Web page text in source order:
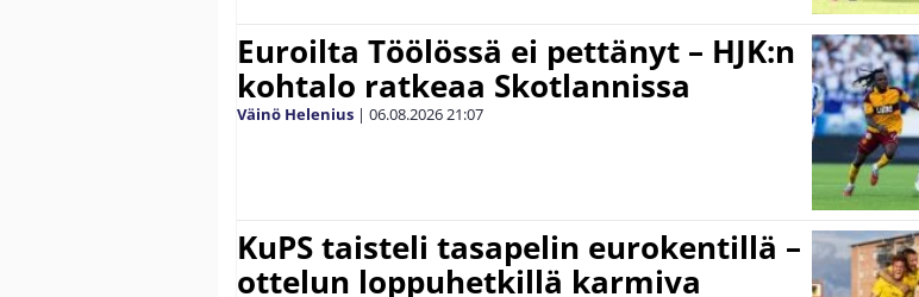
Euroilta Töölössä ei pettänyt – HJK:n
kohtalo ratkeaa Skotlannissa
Väinö Helenius | 06.08.202621:07
KuPS taisteli tasapelin eurokentillä –
ottelun loppuhetkillä karmiva